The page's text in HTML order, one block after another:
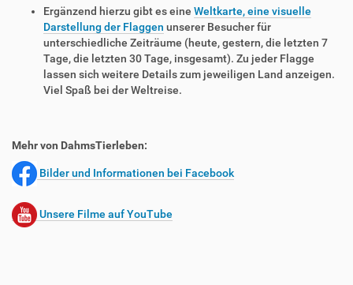
Ergänzend hierzu gibt es eine Weltkarte, eine visuelle
Darstellung der Flaggen unserer Besucher für
unterschiedliche Zeiträume (heute, gestern, die letzten 7
Tage, die letzten 30 Tage, insgesamt). Zu jeder Flagge
lassen sich weitere Details zum jeweiligen Land anzeigen.
Viel Spaß bei der Weltreise.
Mehr von DahmsTierleben:
Bilder und Informationen bei Facebook
Unsere Filme auf YouTube